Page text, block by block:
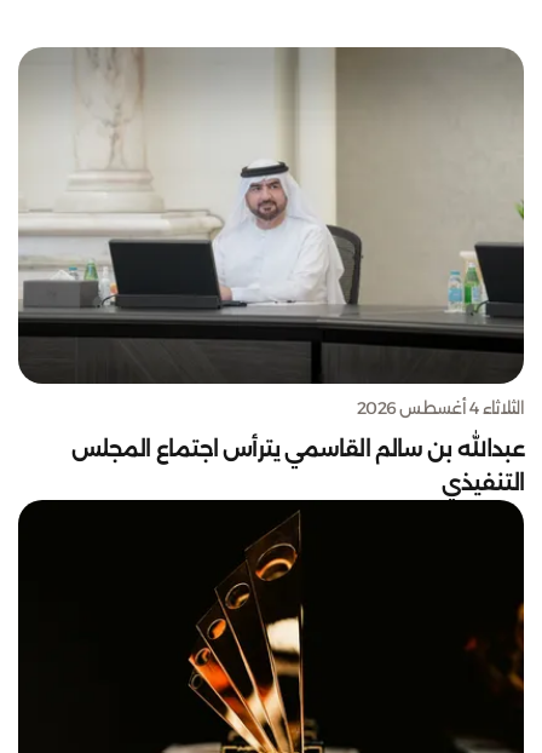
الثلاثاء 4 أغسطس 2026
عبدالله بن سالم القاسمي يترأس اجتماع المجلس
التنفيذي